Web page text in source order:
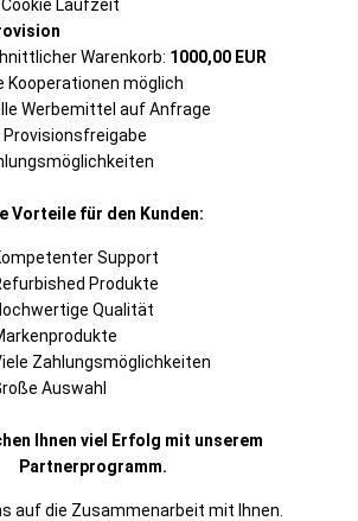
Laufzeit
Warenkorb: 1000,00 EUR
Kooperationen möglich
Werbemittel auf Anfrage
Provisionsfreigabe
Vorteile für den Kunden:
Support
Produkte
Qualität
Zahlungsmöglichkeiten
Auswahl
Ihnen viel Erfolg mit unserem
Partnerprogramm.
auf die Zusammenarbeit mit Ihnen.